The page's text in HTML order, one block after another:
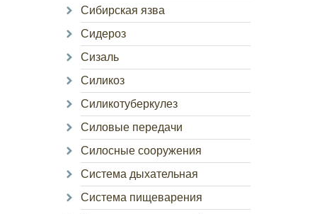
Сибирская язва
Сидероз
Сизаль
Силикоз
Силикотуберкулез
Силовые передачи
Силосные сооружения
Система дыхательная
Система пищеварения